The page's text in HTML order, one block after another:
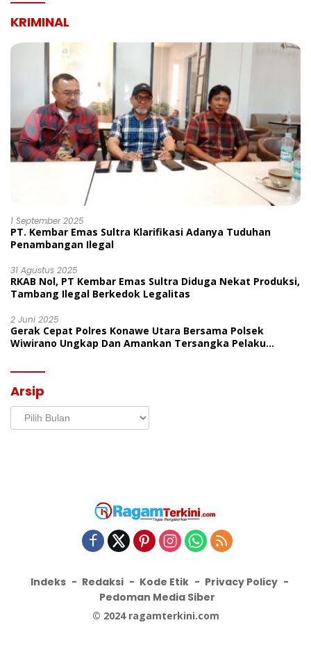
KRIMINAL
1 September 2025
PT. Kembar Emas Sultra Klarifikasi Adanya Tuduhan
Penambangan Ilegal
31 Agustus 2025
RKAB Nol, PT Kembar Emas Sultra Diduga Nekat Produksi,
Tambang Ilegal Berkedok Legalitas
2 Juni 2025
Gerak Cepat Polres Konawe Utara Bersama Polsek
Wiwirano Ungkap Dan Amankan Tersangka Pelaku
Arsip
Arsip
Indeks Redaksi Kode Etik
Privacy Policy
Pedoman Media Siber
© 2024 ragamterkini.com